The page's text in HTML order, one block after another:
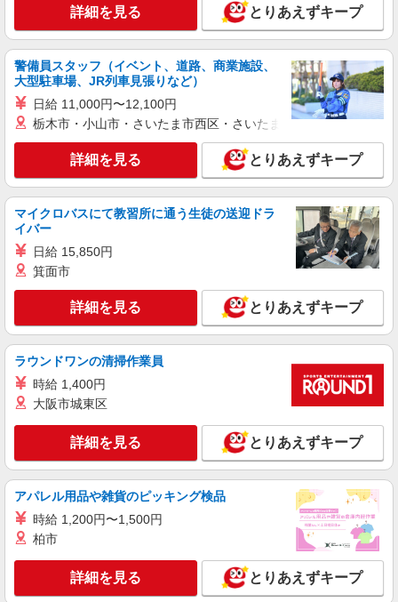
時給1400円交通費全額支給
大阪府大東市 ＊バイク通勤OK
キープ 詳細を見る
派遣社員
株式会社テクノ・サービス/お仕事No/0919624
部品の製造補助
時給1280円交通費全額支給
大阪府大東市 ＊バイク通勤OK
詳細を見る
派遣社員
株式会社テクノ・サービス/お仕事No/0892773
倉庫内の入出荷作業
時給1350円交通費全額支給
大阪府大東市 ＊車・バイク通勤OK
キープ 詳細を見る
株式会社テクノ・サービス/お仕事No/0906339
フォークリフト運搬
時給1400円交通費全額支給
大阪府大東市 ＊バイク通勤OK
詳細を見る
詳細を見る とりあえずキープ
警備員スタッフ（イベント、道路、商業施設、
大型駐車場、JR列車見張りなど）
日給 11,000円〜12,100円
栃木市・小山市・さいたま市西区・さいたま市岩槻区・久喜市・
詳細を見る とりあえずキープ
マイクロバスにて教習所に通う生徒の送迎ドラ
イバー
日給 15,850円
箕面市
詳細を見る とりあえずキープ
ラウンドワンの清掃作業員
時給 1,400円
大阪市城東区
詳細を見る とりあえずキープ
アパレル用品や雑貨のピッキング検品
時給 1,200円〜1,500円
柏市
詳細を見る とりあえずキープ